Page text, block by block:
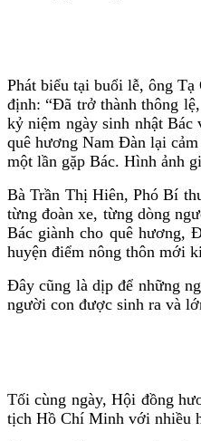
Phát biểu tại buổi lễ, ông
định: “Đã trở thành thông
kỷ niệm ngày sinh nhật
quê hương Nam Đàn lại
một lần gặp Bác. Hình ảnh
Bà Trần Thị Hiên, Phó Bí
từng đoàn xe, từng dòng
Bác giành cho quê hương,
huyện điểm nông thôn mới
Đây cũng là dịp để những
người con được sinh ra và
Tối cùng ngày, Hội đồng
tịch Hồ Chí Minh với nhiều